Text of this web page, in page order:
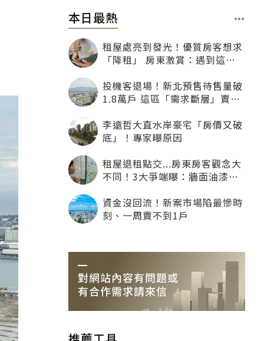
本日最熱
租屋處亮到發光！優質房客想求
「降租」 房東激賞：遇到這種
投機客退場！新北預售待售量破
1.8萬戶 這區「需求斷層」賣壓
李遠哲大直水岸豪宅「房價又破
底」！專家曝原因
租屋退租點交...房東房客觀念大
不同！3大爭端曝：牆面油漆、
資金沒回流！新案市場陷最慘時
刻、一周賣不到1戶